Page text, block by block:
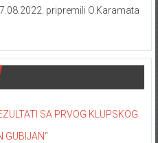
pripremili O.Karamata
SA PRVOG KLUPSKOG
GUBIJAN“